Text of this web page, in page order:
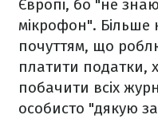
Європі, бо "не
мікрофон". Більше
почуттям, що
платити податки,
побачити всіх
особисто "дякую